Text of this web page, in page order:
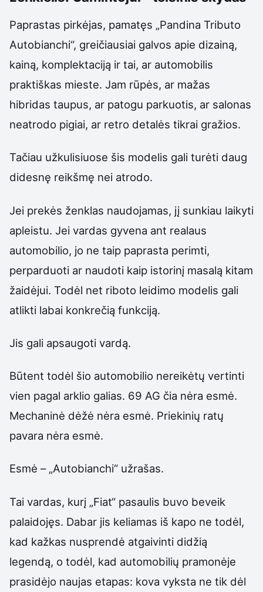
Paprastas pirkėjas, pamatęs „Pandina Tributo
Autobianchi“, greičiausiai galvos apie dizainą,
kainą, komplektaciją ir tai, ar automobilis
praktiškas mieste. Jam rūpės, ar mažas
hibridas taupus, ar patogu parkuotis, ar salonas
neatrodo pigiai, ar retro detalės tikrai gražios.
Tačiau užkulisiuose šis modelis gali turėti daug
didesnę reikšmę nei atrodo.
Jei prekės ženklas naudojamas, jį sunkiau laikyti
apleistu. Jei vardas gyvena ant realaus
automobilio, jo ne taip paprasta perimti,
perparduoti ar naudoti kaip istorinį masalą kitam
žaidėjui. Todėl net riboto leidimo modelis gali
atlikti labai konkrečią funkciją.
Jis gali apsaugoti vardą.
Būtent todėl šio automobilio nereikėtų vertinti
vien pagal arklio galias. 69 AG čia nėra esmė.
Mechaninė dėžė nėra esmė. Priekinių ratų
pavara nėra esmė.
Esmė – „Autobianchi“ užrašas.
Tai vardas, kurį „Fiat“ pasaulis buvo beveik
palaidojęs. Dabar jis keliamas iš kapo ne todėl,
kad kažkas nusprendė atgaivinti didžią
legendą, o todėl, kad automobilių pramonėje
prasidėjo naujas etapas: kova vyksta ne tik dėl